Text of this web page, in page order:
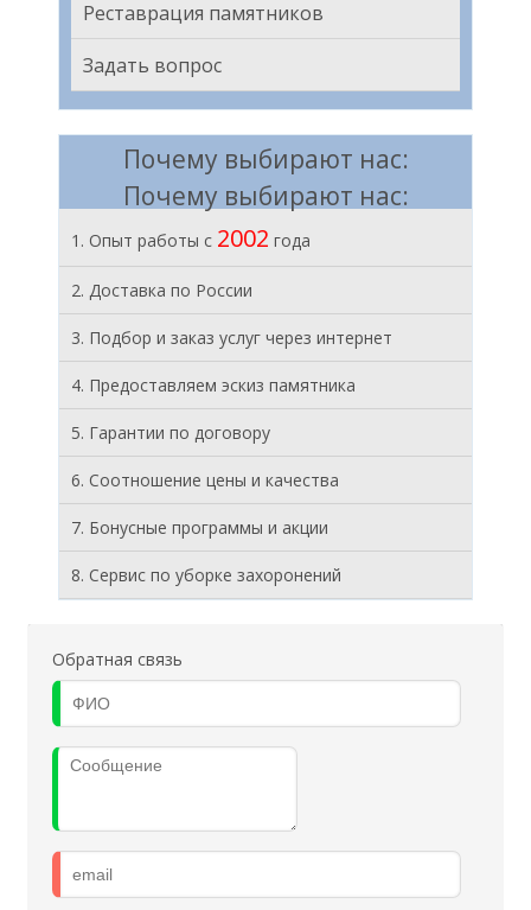
Реставрация памятников
Задать вопрос
Почему выбирают нас:
Почему выбирают нас:
1. Опыт работы с 2002 года
2. Доставка по России
3. Подбор и заказ услуг через интернет
4. Предоставляем эскиз памятника
5. Гарантии по договору
6. Соотношение цены и качества
7. Бонусные программы и акции
8. Cервис по уборке захоронений
Обратная связь